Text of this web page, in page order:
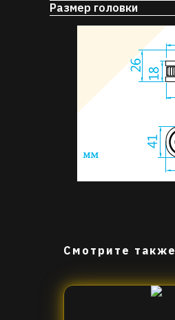
Размер головки
Смотрите также